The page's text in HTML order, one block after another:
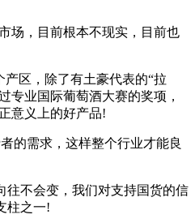
场，目前根本不现实，目前也
区，除了有土豪代表的“拉
专业国际葡萄酒大赛的奖项，
意义上的好产品!
的需求，这样整个行业才能良
往不会变，我们对支持国货的信
柱之一!